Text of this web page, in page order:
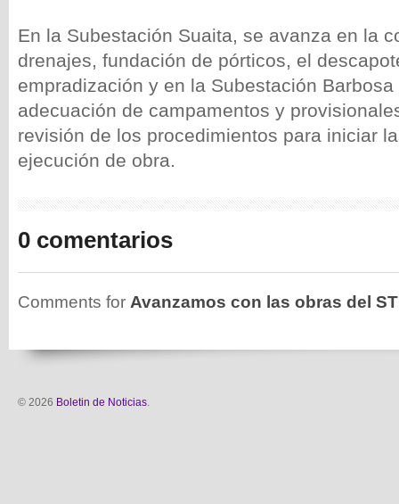
En la Subestación Suaita, se avanza en la
drenajes, fundación de pórticos, el
empradización y en la Subestación
adecuación de campamentos y
revisión de los procedimientos para iniciar
ejecución de obra.
0 comentarios
Comments for Avanzamos con las obras del
© 2026 Boletin de Noticias.